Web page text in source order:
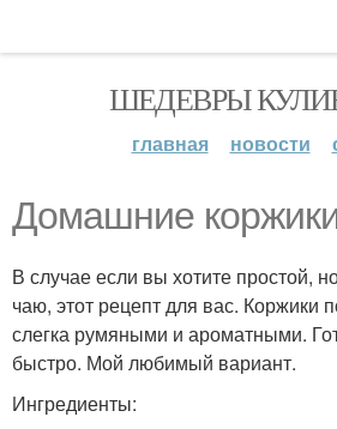
ШЕДЕВРЫ
главная новости
Домашние
В случае если вы хотите простой,
чаю, этот рецепт для вас. Коржики
слегка румяными и ароматными.
быстро. Мой любимый вариант.
Ингредиенты: